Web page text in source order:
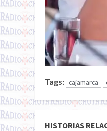
Tags: cajamarca
HISTORIAS